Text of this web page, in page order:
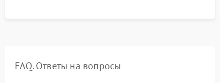
FAQ. Ответы на вопросы